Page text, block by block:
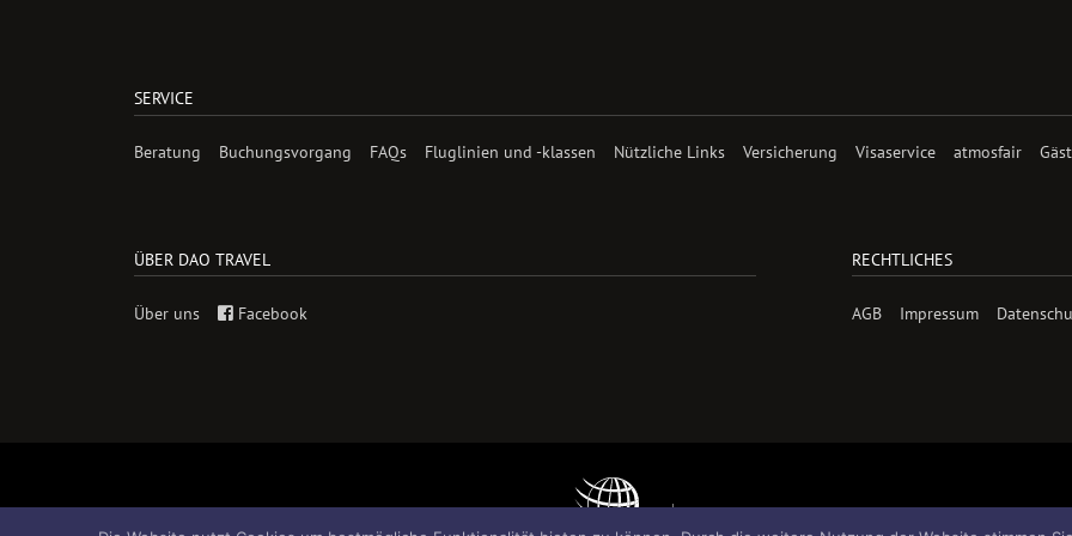
SERVICE
Beratung Buchungsvorgang FAQs Fluglinien und -klassen Nützliche Links Versicherung Visaservice atmosfair
ÜBER DAO TRAVEL
Über uns Facebook
RECHTLICHES
AGB Impressum
© Copyright 2026 Dao-Travel GmbH